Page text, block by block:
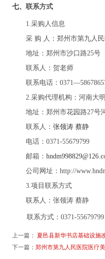
七、 联系方式
1.采购人信息
采 购 人：郑州市第九人
地址：郑州市沙口路25号
联系人：贺老师
联系电话：
2.采购代理机构：河南大
地址：郑州市花园路27号
联系人： 张领涛 蔡静
电话： 0371-55679799
邮箱：
公司网址： http://
3.项目联系方式
联系人：张领涛 蔡静
联系方式： 0371-55679799
上一篇： 夏邑县新华书店基础设施
下一篇： 郑州市第九人民医院医疗